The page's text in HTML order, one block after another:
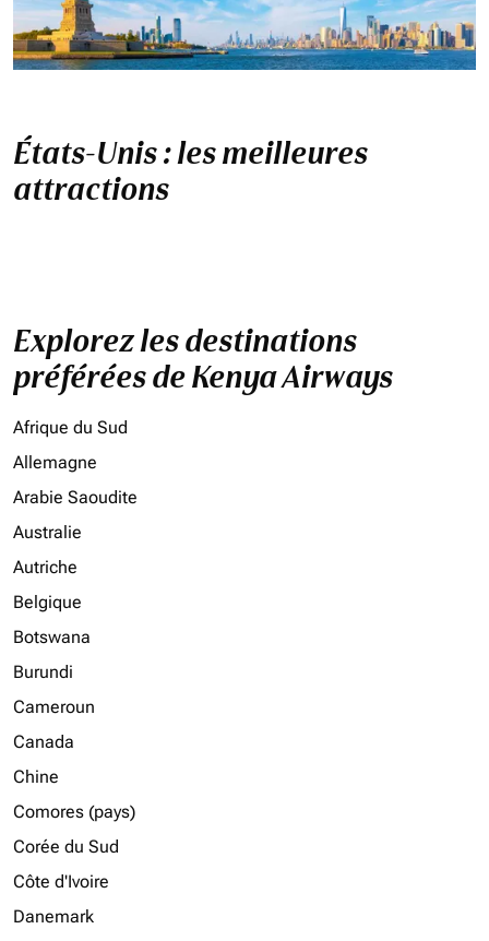
États-Unis : les meilleures
attractions
Explorez les destinations
préférées de Kenya Airways
Afrique du Sud
Allemagne
Arabie Saoudite
Australie
Autriche
Belgique
Botswana
Burundi
Cameroun
Canada
Chine
Comores (pays)
Corée du Sud
Côte d'Ivoire
Danemark